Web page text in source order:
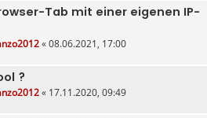
Tab mit einer eigenen IP-
«08.06.2021, 17:00
?
« 17.11.2020, 09:49